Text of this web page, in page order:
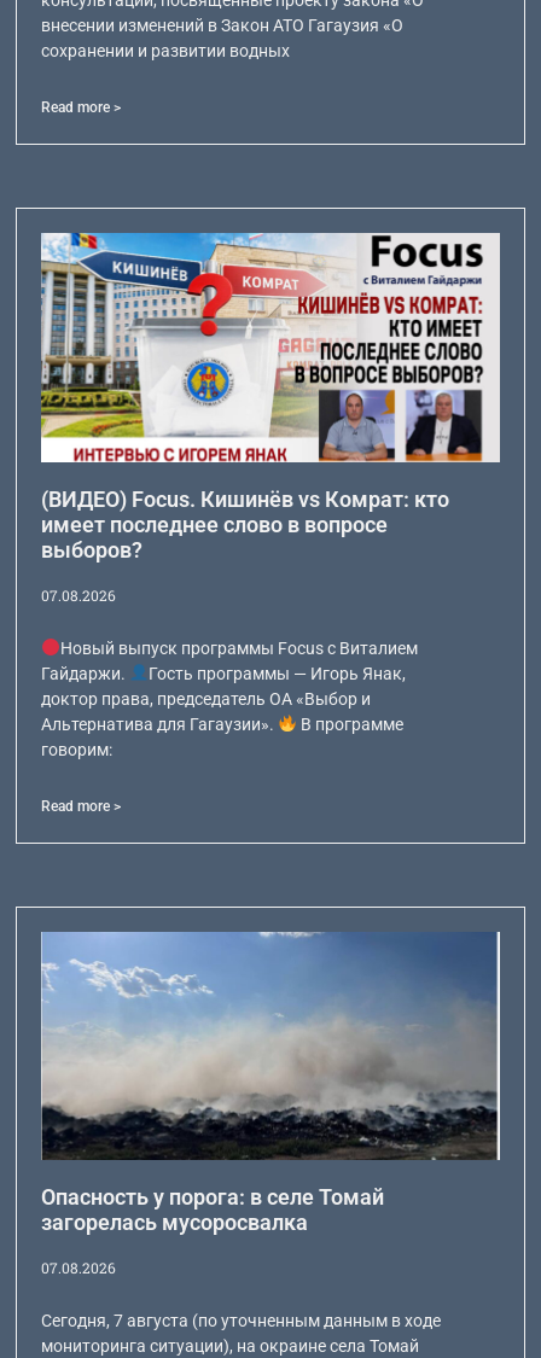
внесении изменений в Закон АТО Гагаузия «О
сохранении и развитии водных
Read more >
(ВИДЕО) Focus. Кишинёв vs Комрат: кто
имеет последнее слово в вопросе
выборов?
07.08.2026
Новый выпуск программы Focus с Виталием
Гайдаржи.
Гость программы — Игорь Янак,
доктор права, председатель ОА «Выбор и
Альтернатива для Гагаузии».
В программе
говорим:
Read more >
Опасность у порога: в селе Томай
загорелась мусоросвалка
07.08.2026
Сегодня, 7 августа (по уточненным данным в ходе
мониторинга ситуации), на окраине села Томай